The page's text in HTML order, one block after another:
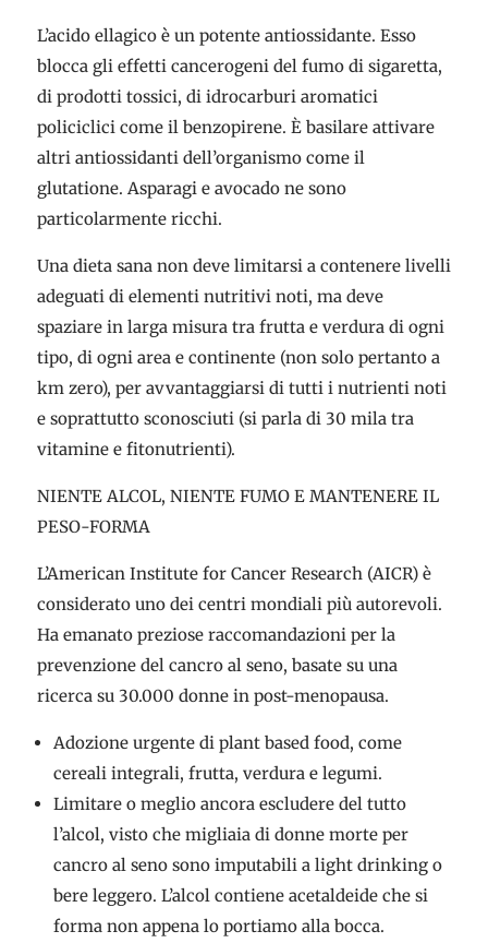
L’acido ellagico è un potente antiossidante. Esso
blocca gli effetti cancerogeni del fumo di sigaretta,
di prodotti tossici, di idrocarburi aromatici
policiclici come il benzopirene. È basilare attivare
altri antiossidanti dell’organismo come il
glutatione. Asparagi e avocado ne sono
particolarmente ricchi.
Una dieta sana non deve limitarsi a contenere livelli
adeguati di elementi nutritivi noti, ma deve
spaziare in larga misura tra frutta e verdura di ogni
tipo, di ogni area e continente (non solo pertanto a
km zero), per avvantaggiarsi di tutti i nutrienti noti
e soprattutto sconosciuti (si parla di 30 mila tra
vitamine e fitonutrienti).
NIENTE ALCOL, NIENTE FUMO E MANTENERE IL
PESO-FORMA
L’American Institute for Cancer Research (AICR) è
considerato uno dei centri mondiali più autorevoli.
Ha emanato preziose raccomandazioni per la
prevenzione del cancro al seno, basate su una
ricerca su 30.000 donne in post-menopausa.
Adozione urgente di plant based food, come
cereali integrali, frutta, verdura e legumi.
Limitare o meglio ancora escludere del tutto
l’alcol, visto che migliaia di donne morte per
cancro al seno sono imputabili a light drinking o
bere leggero. L’alcol contiene acetaldeide che si
forma non appena lo portiamo alla bocca.